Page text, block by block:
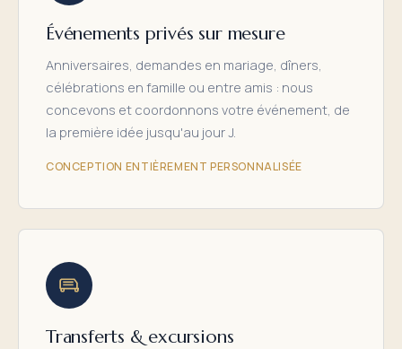
Événements privés sur mesure
Anniversaires, demandes en mariage, dîners,
célébrations en famille ou entre amis : nous
concevons et coordonnons votre événement, de
la première idée jusqu'au jour J.
CONCEPTION ENTIÈREMENT PERSONNALISÉE
Transferts & excursions